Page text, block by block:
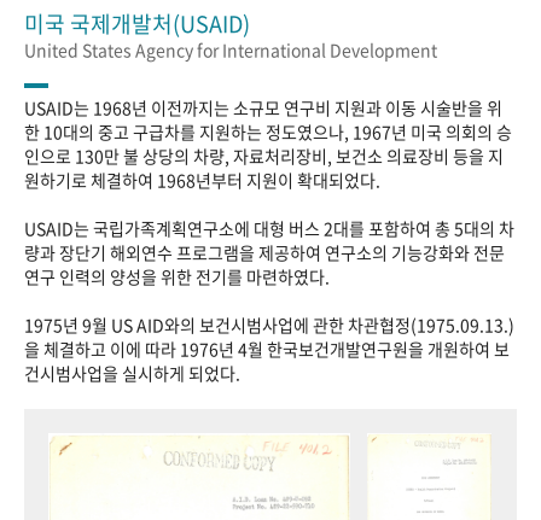
미국 국제개발처(USAID)
United States Agency for International Development
USAID는 1968년 이전까지는 소규모 연구비 지원과 이동 시술반을 위
한 10대의 중고 구급차를 지원하는 정도였으나, 1967년 미국 의회의 승
인으로 130만 불 상당의 차량, 자료처리장비, 보건소 의료장비 등을 지
원하기로 체결하여 1968년부터 지원이 확대되었다.
USAID는 국립가족계획연구소에 대형 버스 2대를 포함하여 총 5대의 차
량과 장단기 해외연수 프로그램을 제공하여 연구소의 기능강화와 전문
연구 인력의 양성을 위한 전기를 마련하였다.
1975년 9월 US AID와의 보건시범사업에 관한 차관협정(1975.09.13.)
을 체결하고 이에 따라 1976년 4월 한국보건개발연구원을 개원하여 보
건시범사업을 실시하게 되었다.